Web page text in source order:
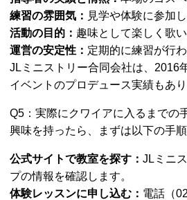
練習の雰囲気： 見学や体験に参加
活動の目的： 趣味として楽しく歌
運営の安定性： 定期的に練習が行
JLミニストリー合同会社は、2016
イベントのプロデュース実績もあ
Q5：実際にクワイアに入るまでの
興味を持ったら、まずは以下の手
公式サイトで教室を探す： JLミニ
プの情報を確認します。
体験レッスンに申し込む： 電話（